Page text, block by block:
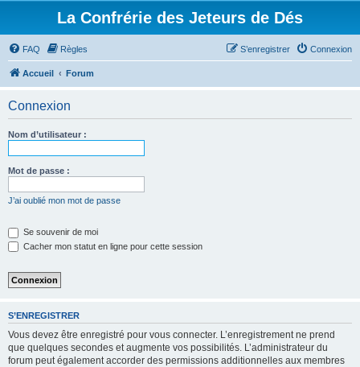
La Confrérie des Jeteurs de Dés
FAQ Règles Connexion
S’enregistrer
Accueil Forum
Connexion
Nom d’utilisateur :
Mot de passe :
J’ai oublié mon mot de passe
Se souvenir de moi
Cacher mon statut en ligne pour cette session
S’ENREGISTRER
Vous devez être enregistré pour vous connecter. L’enregistrement ne prend
que quelques secondes et augmente vos possibilités. L’administrateur du
forum peut également accorder des permissions additionnelles aux membres